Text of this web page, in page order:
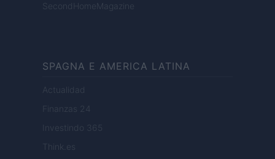
SecondHomeMagazine
SPAGNA E AMERICA LATINA
Actualidad
Finanzas 24
Investindo 365
Think.es